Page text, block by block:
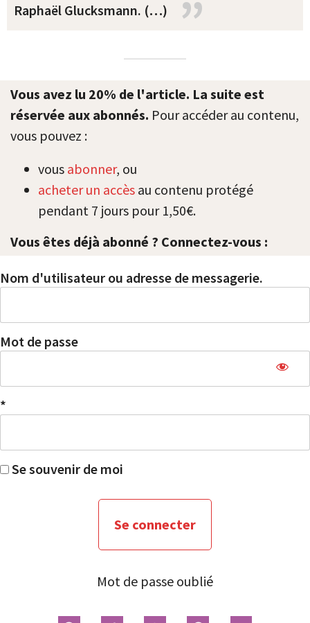
Raphaël Glucksmann. (…)
Vous avez lu 20% de l'article. La suite est
réservée aux abonnés. Pour accéder au contenu,
vous pouvez :
vous abonner, ou
acheter un accès au contenu protégé
pendant 7 jours pour 1,50€.
Vous êtes déjà abonné ? Connectez-vous :
Nom d'utilisateur ou adresse de messagerie.
Mot de passe
*
Se souvenir de moi
Mot de passe oublié